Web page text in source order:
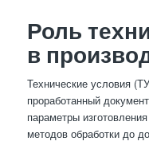
Роль
в
Технические условия
проработанный
параметры
методов обработки до